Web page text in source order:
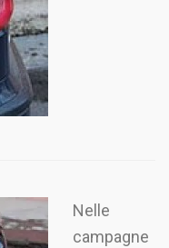
Nelle
campagne